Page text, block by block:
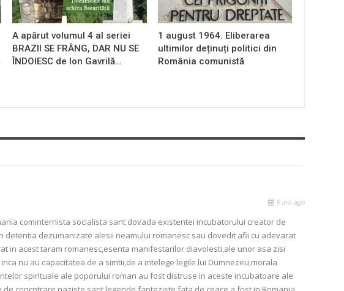
A apărut volumul 4 al seriei
BRAZII SE FRÂNG, DAR NU SE
ÎNDOIESC de Ion Gavrilă…
1 august 1964. Eliberarea
ultimilor deținuți politici din
România comunistă
9 ani ago
cominternista socialista sant dovada existentei incubatorului creator de
detentia dezumanizate alesii neamului romanesc sau dovedit afii cu adevarat
in acest taram romanesc,esenta manifestarilor diavolesti,ale unor asa zisi
nu au capacitatea de a simtii,de a intelege legile lui Dumnezeu,morala
spirituale ale poporului roman au fost distruse in aceste incubatoare ale